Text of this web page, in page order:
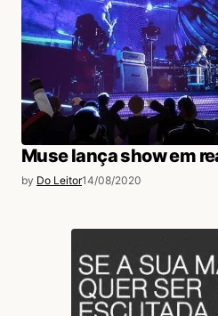
Muse lança show em
by Do Leitor14/08/2020